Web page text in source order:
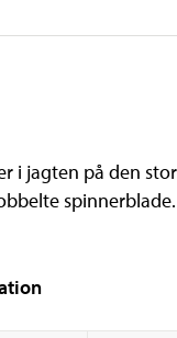
i jagten på den
spinnerblade.